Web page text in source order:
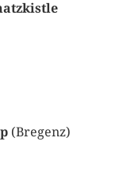
(Bregenz)